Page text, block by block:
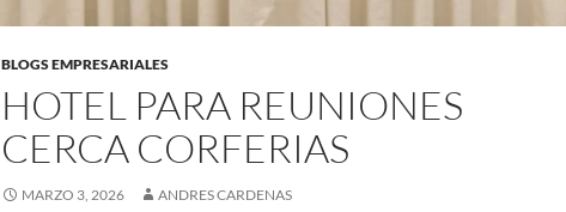
BLOGS EMPRESARIALES
HOTEL PARA REUNIONES
CERCA CORFERIAS
MARZO 3, 2026 ANDRES CARDENAS